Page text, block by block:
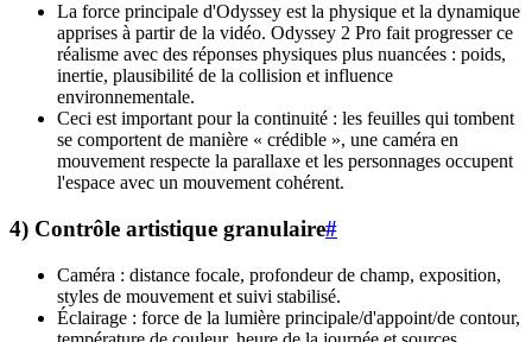
La force principale d'Odyssey est la physique et la dynamique
apprises à partir de la vidéo. Odyssey 2 Pro fait progresser ce
réalisme avec des réponses physiques plus nuancées : poids,
inertie, plausibilité de la collision et influence
environnementale.
Ceci est important pour la continuité : les feuilles qui tombent
se comportent de manière « crédible », une caméra en
mouvement respecte la parallaxe et les personnages occupent
l'espace avec un mouvement cohérent.
4) Contrôle artistique granulaire#
Caméra : distance focale, profondeur de champ, exposition,
styles de mouvement et suivi stabilisé.
Éclairage : force de la lumière principale/d'appoint/de contour,